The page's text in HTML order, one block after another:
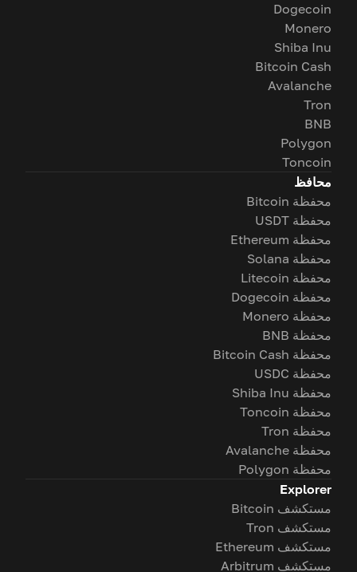
Dogecoin
Monero
Shiba Inu
Bitcoin Cash
Avalanche
Tron
BNB
Polygon
Toncoin
محافظ
محفظة Bitcoin
محفظة USDT
محفظة Ethereum
محفظة Solana
محفظة Litecoin
محفظة Dogecoin
محفظة Monero
محفظة BNB
محفظة Bitcoin Cash
محفظة USDC
محفظة Shiba Inu
محفظة Toncoin
محفظة Tron
محفظة Avalanche
محفظة Polygon
Explorer
مستكشف Bitcoin
مستكشف Tron
مستكشف Ethereum
مستكشف Arbitrum